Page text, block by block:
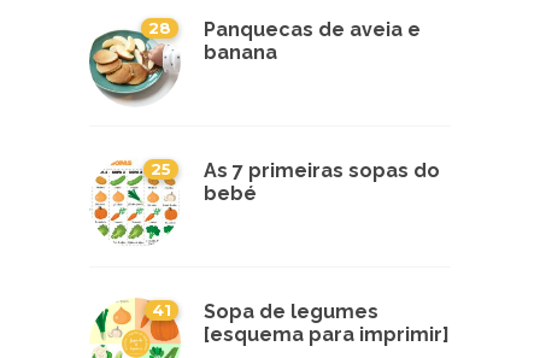
28
Panquecas de aveia e
banana
25
As 7 primeiras sopas do
bebé
41
Sopa de legumes
[esquema para imprimir]